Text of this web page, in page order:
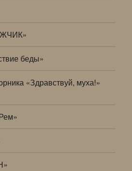
беды»
«Здравствуй, муха!»